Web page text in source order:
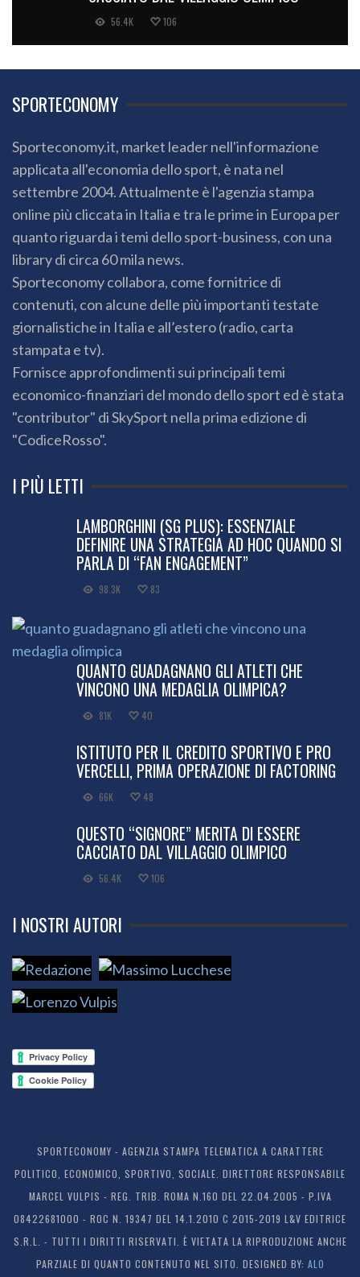
56.4K 106
SPORTECONOMY
Sporteconomy.it, market leader nell'informazione
applicata all'economia dello sport, è nata nel
settembre 2004. Attualmente è l'agenzia stampa
online più cliccata in Italia e tra le prime in Europa per
quanto riguarda i temi dello sport-business, con una
library di circa 60 mila news.
Sporteconomy collabora, come fornitrice di
contenuti, con alcune delle più importanti testate
giornalistiche in Italia e all’estero (radio, carta
stampata e tv).
Fornisce approfondimenti sui principali temi
economico-finanziari del mondo dello sport ed è stata
"contributor" di SkySport nella prima edizione di
"CodiceRosso".
I PIÙ LETTI
LAMBORGHINI (SG PLUS): ESSENZIALE
DEFINIRE UNA STRATEGIA AD HOC QUANDO SI
PARLA DI “FAN ENGAGEMENT”
98.3K 83
QUANTO GUADAGNANO GLI ATLETI CHE
VINCONO UNA MEDAGLIA OLIMPICA?
81K 40
ISTITUTO PER IL CREDITO SPORTIVO E PRO
VERCELLI, PRIMA OPERAZIONE DI FACTORING
66K 48
QUESTO “SIGNORE” MERITA DI ESSERE
CACCIATO DAL VILLAGGIO OLIMPICO
56.4K 106
I NOSTRI AUTORI
SPORTECONOMY - AGENZIA STAMPA TELEMATICA A CARATTERE
POLITICO, ECONOMICO, SPORTIVO, SOCIALE. DIRETTORE RESPONSABILE
MARCEL VULPIS - REG. TRIB. ROMA N.160 DEL 22.04.2005 - P.IVA
08422681000 - ROC N. 19347 DEL 14.1.2010 C 2015-2019 L&V EDITRICE
S.R.L. - TUTTI I DIRITTI RISERVATI. È VIETATA LA RIPRODUZIONE ANCHE
PARZIALE DI QUANTO CONTENUTO NEL SITO. DESIGNED BY: ALO